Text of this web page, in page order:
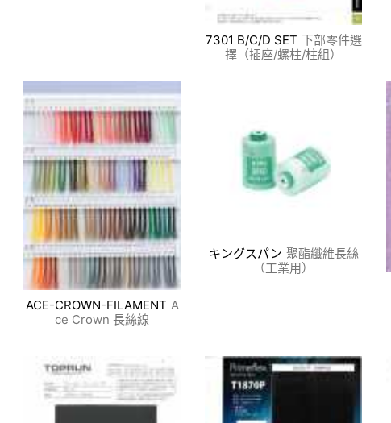
7301 B/C/D SET 下部零件選
擇（插座/螺柱/柱組）
ACE-CROWN-FILAMENT A
ce Crown 長絲線
キングスパン 聚酯纖維長絲
（工業用）